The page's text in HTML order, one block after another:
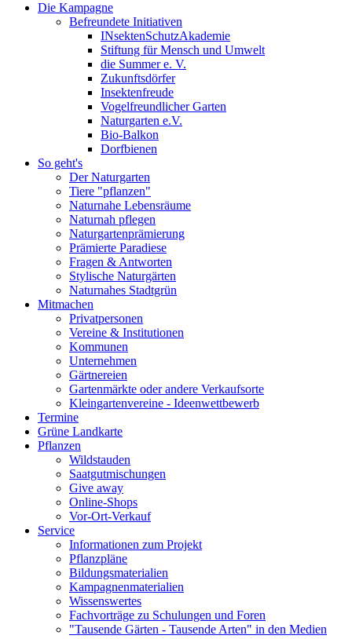
Die Kampagne
Befreundete Initiativen
INsektenSchutzAkademie
Stiftung für Mensch und Umwelt
die Summer e. V.
Zukunftsdörfer
Insektenfreude
Vogelfreundlicher Garten
Naturgarten e.V.
Bio-Balkon
Dorfbienen
So geht's
Der Naturgarten
Tiere "pflanzen"
Naturnahe Lebensräume
Naturnah pflegen
Naturgartenprämierung
Prämierte Paradiese
Fragen & Antworten
Stylische Naturgärten
Naturnahes Stadtgrün
Mitmachen
Privatpersonen
Vereine & Institutionen
Kommunen
Unternehmen
Gärtnereien
Gartenmärkte oder andere Verkaufsorte
Kleingartenvereine - Ideenwettbewerb
Termine
Grüne Landkarte
Pflanzen
Wildstauden
Saatgutmischungen
Give away
Online-Shops
Vor-Ort-Verkauf
Service
Informationen zum Projekt
Pflanzpläne
Bildungsmaterialien
Kampagnenmaterialien
Wissenswertes
Fachvorträge zu Schulungen und Foren
"Tausende Gärten - Tausende Arten" in den Medien